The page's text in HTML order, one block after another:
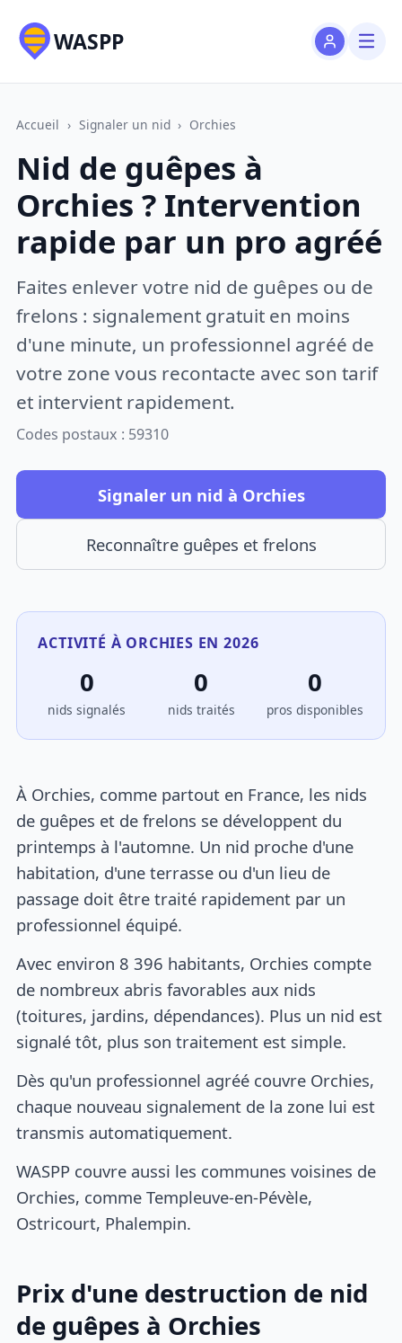
WASPP
Accueil › Signaler un nid › Orchies
Nid de guêpes à
Orchies ? Intervention
rapide par un pro agréé
Faites enlever votre nid de guêpes ou de
frelons : signalement gratuit en moins
d'une minute, un professionnel agréé de
votre zone vous recontacte avec son tarif
et intervient rapidement.
Codes postaux : 59310
Signaler un nid à Orchies
Reconnaître guêpes et frelons
ACTIVITÉ À ORCHIES EN 2026
0
nids signalés
0
nids traités
0
pros disponibles
À Orchies, comme partout en France, les nids
de guêpes et de frelons se développent du
printemps à l'automne. Un nid proche d'une
habitation, d'une terrasse ou d'un lieu de
passage doit être traité rapidement par un
professionnel équipé.
Avec environ 8 396 habitants, Orchies compte
de nombreux abris favorables aux nids
(toitures, jardins, dépendances). Plus un nid est
signalé tôt, plus son traitement est simple.
Dès qu'un professionnel agréé couvre Orchies,
chaque nouveau signalement de la zone lui est
transmis automatiquement.
WASPP couvre aussi les communes voisines de
Orchies, comme Templeuve-en-Pévèle,
Ostricourt, Phalempin.
Prix d'une destruction de nid
de guêpes à Orchies